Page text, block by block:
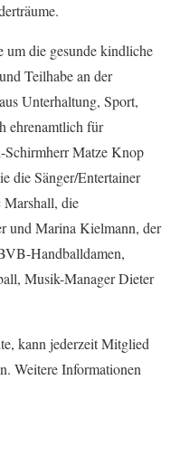
die gesunde kindliche
Teilhabe an der
Unterhaltung, Sport,
ehrenamtlich für
Matze Knop
die Sänger/Entertainer
die
und Marina Kielmann, der
Handballdamen,
Musik-Manager Dieter
kann jederzeit Mitglied
Weitere Informationen